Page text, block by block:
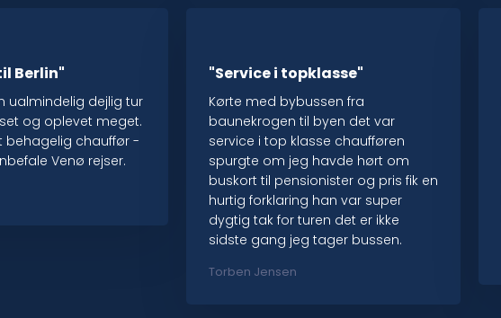
Berlin"
ualmindelig dejlig tur
set og oplevet meget.
behagelig chauffør -
Venø rejser.
"Service i topklasse"
Kørte med bybussen fra
baunekrogen til byen det var
service i top klasse chaufføren
spurgte om jeg havde hørt om
buskort til pensionister og pris fik en
hurtig forklaring han var super
dygtig tak for turen det er ikke
sidste gang jeg tager bussen.
Torben Jensen